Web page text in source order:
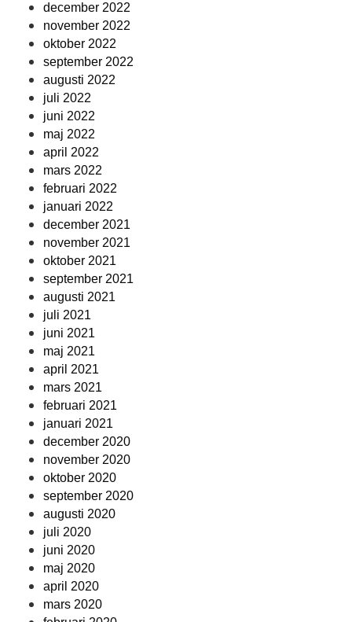
december 2022
november 2022
oktober 2022
september 2022
augusti 2022
juli 2022
juni 2022
maj 2022
april 2022
mars 2022
februari 2022
januari 2022
december 2021
november 2021
oktober 2021
september 2021
augusti 2021
juli 2021
juni 2021
maj 2021
april 2021
mars 2021
februari 2021
januari 2021
december 2020
november 2020
oktober 2020
september 2020
augusti 2020
juli 2020
juni 2020
maj 2020
april 2020
mars 2020